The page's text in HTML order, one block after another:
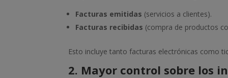
Facturas emitidas (servicios a clientes).
Facturas recibidas (compra de productos
Esto incluye tanto facturas electrónicas como
2. Mayor control sobre los